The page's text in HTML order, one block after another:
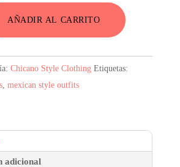
AÑADIR AL CARRITO
Chicano Style Clothing Etiquetas:
, mexican style outfits
adicional